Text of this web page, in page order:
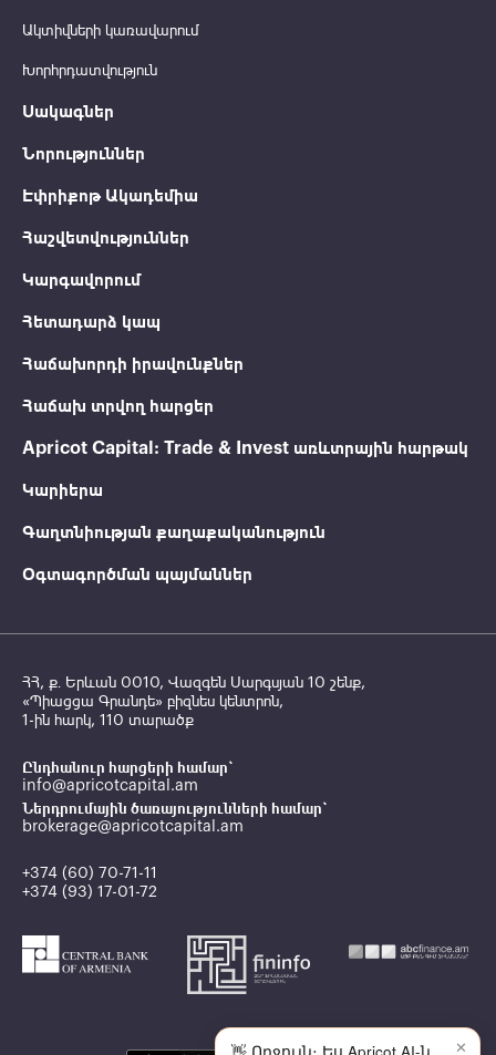
Ակտիվների կառավարում
Խորհրդատվություն
Սակագներ
Նորություններ
Էփրիքոթ Ակադեմիա
Հաշվետվություններ
Կարգավորում
Հետադարձ կապ
Հաճախորդի իրավունքներ
Հաճախ տրվող հարցեր
Apricot Capital: Trade & Invest առևտրային հարթակ
Կարիերա
Գաղտնիության քաղաքականություն
Օգտագործման պայմաններ
ՀՀ, ք․ Երևան 0010, Վազգեն Սարգսյան 10 շենք,
«Պիացցա Գրանդե» բիզնես կենտրոն,
1-ին հարկ, 110 տարածք
Ընդհանուր հարցերի համար`
info@apricotcapital.am
Ներդրումային ծառայությունների համար`
brokerage@apricotcapital.am
+374 (60) 70-71-11
+374 (93) 17-01-72
✕